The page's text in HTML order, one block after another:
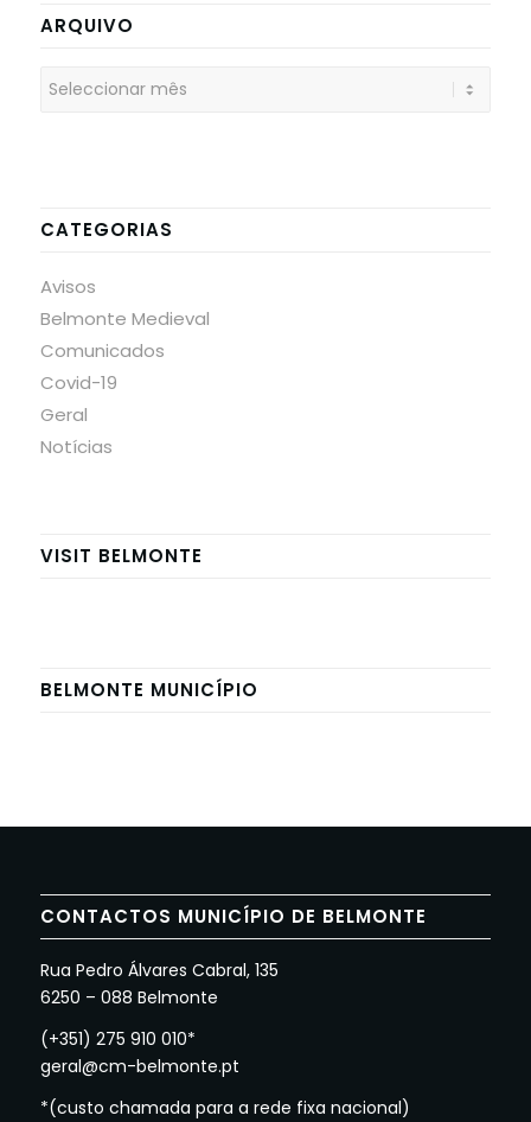
ARQUIVO
CATEGORIAS
Avisos
Belmonte Medieval
Comunicados
Covid-19
Geral
Notícias
VISIT BELMONTE
BELMONTE MUNICÍPIO
CONTACTOS MUNICÍPIO DE BELMONTE
Rua Pedro Álvares Cabral, 135
6250 – 088 Belmonte
(+351) 275 910 010*
geral@cm-belmonte.pt
*(custo chamada para a rede fixa nacional)